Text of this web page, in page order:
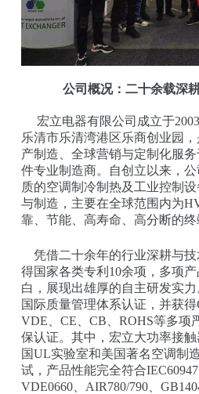
公司概况：二十余载深
宏立电器有限公司成立于
乐清市乐清湾港区乐商创业园
产制造、全球营销与定制化服
件专业制造商。自创立以来，
质的空调制冷制热及工业控制
与制造，主要在全球范围内为
靠、节能、高寿命、高分断的终
凭借二十余年的行业深耕与
得国家各类专利10余项，多项
白，展现出雄厚的自主研发实力
国际质量管理体系认证，并获得
VDE、CE、CB、ROHS等多项
保认证。其中，宏立大功率接
国UL实验室和美国著名空调制
试，产品性能完全符合IEC60947
VDE0660、AIR780/790、